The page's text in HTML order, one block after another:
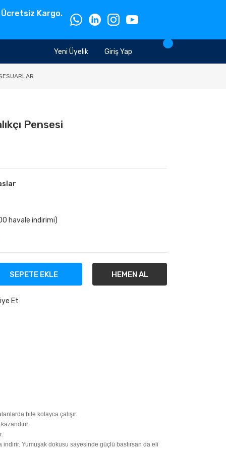
Kargo.
Giriş Yap
Yeni Üyelik
Pensesi
havale indirimi)
SEPETE EKLE HEMEN AL
Et
bile kolayca çalışır.
Yumuşak dokusu sayesinde güçlü bastırsan da eli